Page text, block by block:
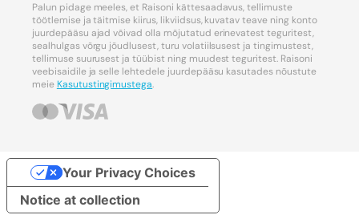
Palun pidage meeles, et Raisoni kättesaadavus, tellimuste
töötlemise ja täitmise kiirus, likviidsus, kuvatav teave ning konto
juurdepääsu ajad võivad olla mõjutatud erinevatest teguritest,
sealhulgas võrgu jõudlusest, turu volatiilsusest ja tingimustest,
tellimuse suurusest ja tüübist ning muudest teguritest. Raisoni
veebisaidile ja selle lehtedele juurdepääsu kasutades nõustute
meieKasutustingimustega.
Notice at collection
Your Privacy Choices